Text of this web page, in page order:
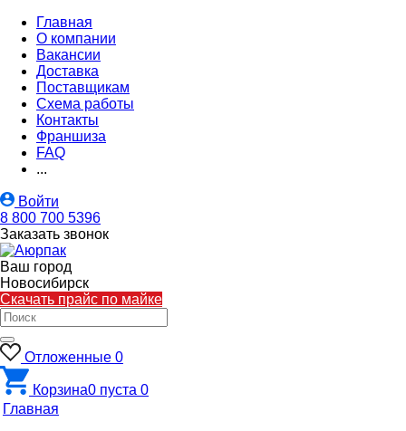
Главная
О компании
Вакансии
Доставка
Поставщикам
Схема работы
Контакты
Франшиза
FAQ
...
Войти
8 800 700 5396
Заказать звонок
Ваш город
Новосибирск
Скачать прайс по майке
Отложенные 0
Корзина0 пуста 0
Главная